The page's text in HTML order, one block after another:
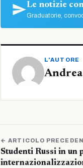
Le notizie
Graduatorie,
L'AUTORE
← ARTICOLO
Studenti Russi in un